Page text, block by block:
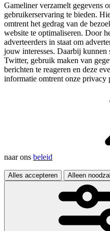
Gameliner verzamelt gegevens
gebruikerservaring te bieden.
omtrent het gedrag van de
website te optimaliseren. Door
adverteerders in staat om
jouw interesses. Daarbij
Twitter, gebruik maken van
berichten te reageren en deze
informatie omtrent onze
naar ons beleid
Alles accepteren Alleen